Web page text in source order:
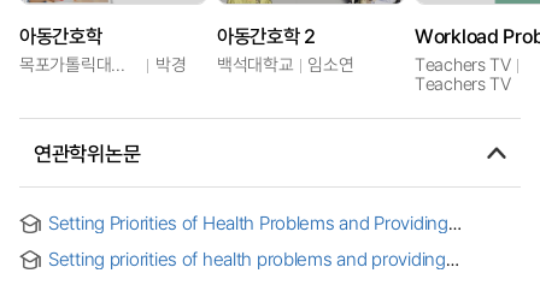
아동간호학
목포가톨릭대학교 박경
아동간호학 2
백석대학교 임소연
Teachers TV
Teachers TV
연관학위논문
Setting Priorities of Health Problems and Providing
"네팔 카트만두"지역에서 주요 건강문제 규명과 이를 개선하기
Setting priorities of health problems and providing